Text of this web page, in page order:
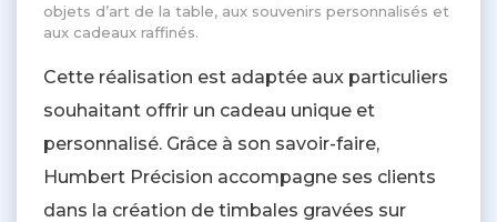
objets d’art de la table, aux souvenirs personnalisés et
aux cadeaux raffinés.
Cette réalisation est adaptée aux particuliers
souhaitant offrir un cadeau unique et
personnalisé. Grâce à son savoir-faire,
Humbert Précision accompagne ses clients
dans la création de timbales gravées sur